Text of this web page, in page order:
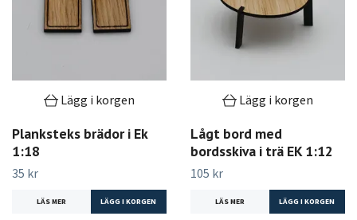
Lägg i korgen
Planksteks brädor i Ek
1:18
35 kr
LÄS MER
Lägg i korgen
Lågt bord med
bordsskiva i trä EK 1:12
105 kr
LÄS MER